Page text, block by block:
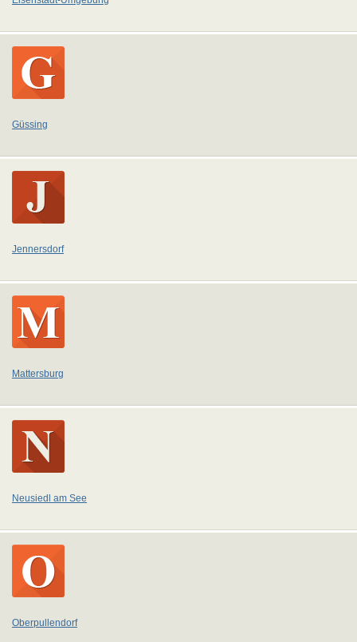
Güssing
Jennersdorf
Mattersburg
Neusiedl am See
Oberpullendorf